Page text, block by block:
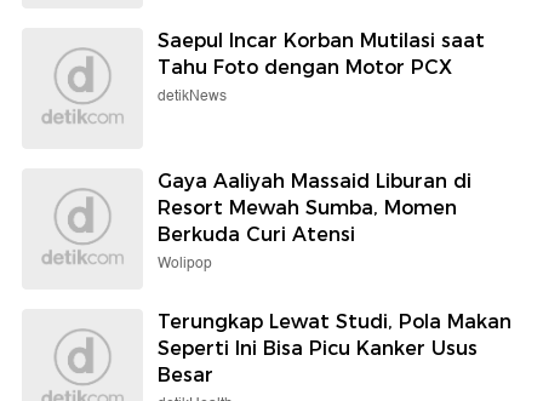
Saepul Incar Korban Mutilasi saat
Tahu Foto dengan Motor PCX
detikNews
Gaya Aaliyah Massaid Liburan di
Resort Mewah Sumba, Momen
Berkuda Curi Atensi
Wolipop
Terungkap Lewat Studi, Pola Makan
Seperti Ini Bisa Picu Kanker Usus
Besar